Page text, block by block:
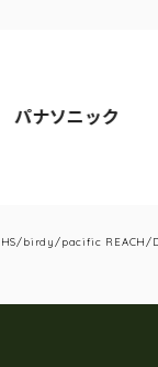
ソニック
birdy/pacific